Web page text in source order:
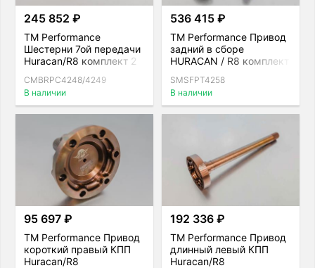
245 852 ₽
TM Performance
Шестерни 7ой передачи
Huracan/R8 комплект 2
CMBRPC4248/4249
В наличии
536 415 ₽
TM Performance Привод
задний в сборе
HURACAN / R8 комплект
SMSFPT4258
В наличии
95 697 ₽
TM Performance Привод
короткий правый КПП
Huracan/R8
192 336 ₽
TM Performance Привод
длинный левый КПП
Huracan/R8